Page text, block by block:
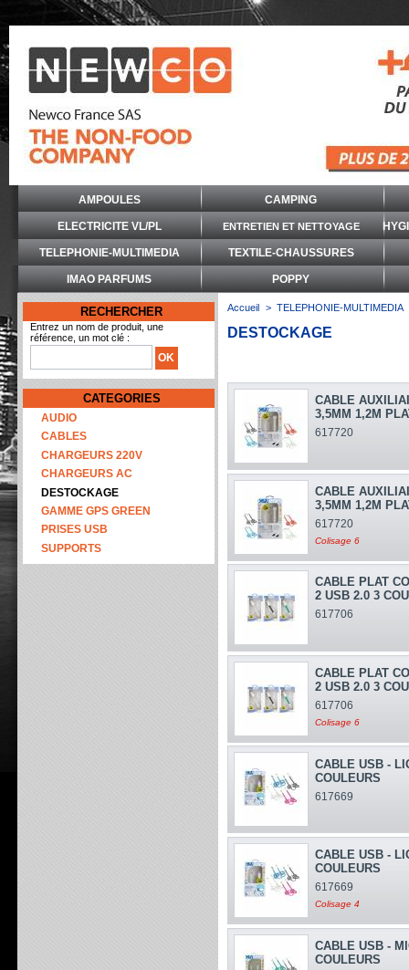
AMPOULES CAMPING
ELECTRICITE VL/PL ENTRETIEN ET NETTOYAGE
TELEPHONIE-MULTIMEDIA TEXTILE-CHAUSSURES
IMAO PARFUMS POPPY
RECHERCHER
Entrez un nom de produit, une
référence, un mot clé :
CATEGORIES
AUDIO
CABLES
CHARGEURS 220V
CHARGEURS AC
DESTOCKAGE
GAMME GPS GREEN
PRISES USB
SUPPORTS
Accueil > TELEPHONIE-MULTIMEDIA
DESTOCKAGE
CABLE
3,5MM 1,2M
617720
CABLE
3,5MM 1,2M
617720
Colisage 6
CABLE PLAT
2 USB 2.0 3
617706
CABLE PLAT
2 USB 2.0 3
617706
Colisage 6
CABLE USB -
COULEURS
617669
CABLE USB -
COULEURS
617669
Colisage 4
CABLE USB -
COULEURS